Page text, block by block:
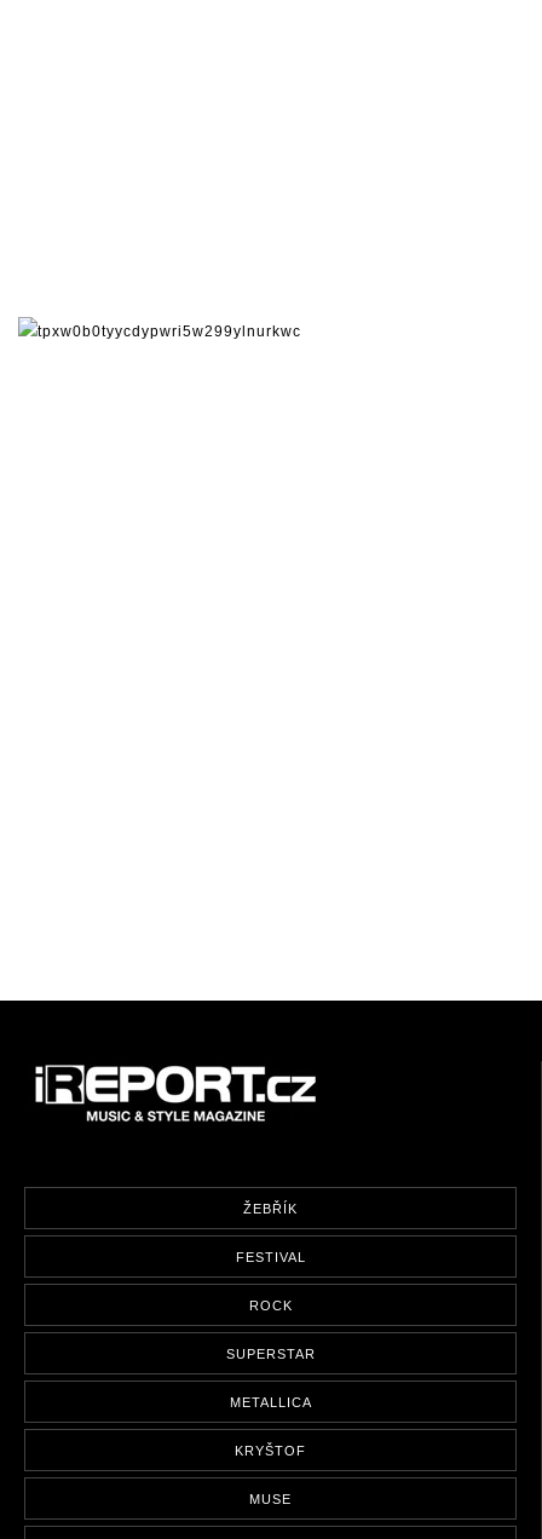
ŽEBŘÍK
FESTIVAL
ROCK
SUPERSTAR
METALLICA
KRYŠTOF
MUSE